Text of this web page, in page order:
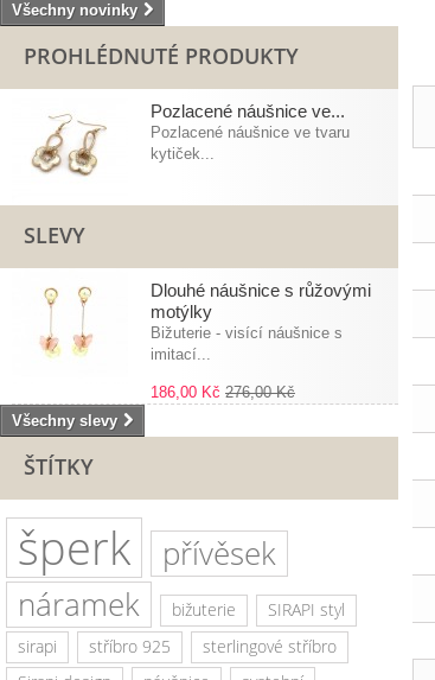
Všechny novinky
PROHLÉDNUTÉ PRODUKTY
Pozlacené náušnice ve...
Pozlacené náušnice ve tvaru
kytiček...
SLEVY
Dlouhé náušnice s růžovými
motýlky
Bižuterie - visící náušnice s
imitací...
186,00 Kč 276,00 Kč
Všechny slevy
ŠTÍTKY
šperk
přívěsek
náramek
bižuterie
SIRAPI styl
sirapi
stříbro 925
sterlingové stříbro